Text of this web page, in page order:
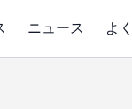
ニュース よ